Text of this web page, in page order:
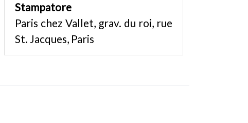
Stampatore
Paris chez Vallet, grav. du roi, rue
St. Jacques, Paris